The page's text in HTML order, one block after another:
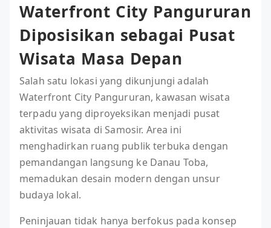
Waterfront City Pangururan
Diposisikan sebagai Pusat
Wisata Masa Depan
Salah satu lokasi yang dikunjungi adalah
Waterfront City Pangururan, kawasan wisata
terpadu yang diproyeksikan menjadi pusat
aktivitas wisata di Samosir. Area ini
menghadirkan ruang publik terbuka dengan
pemandangan langsung ke Danau Toba,
memadukan desain modern dengan unsur
budaya lokal.
Peninjauan tidak hanya berfokus pada konsep